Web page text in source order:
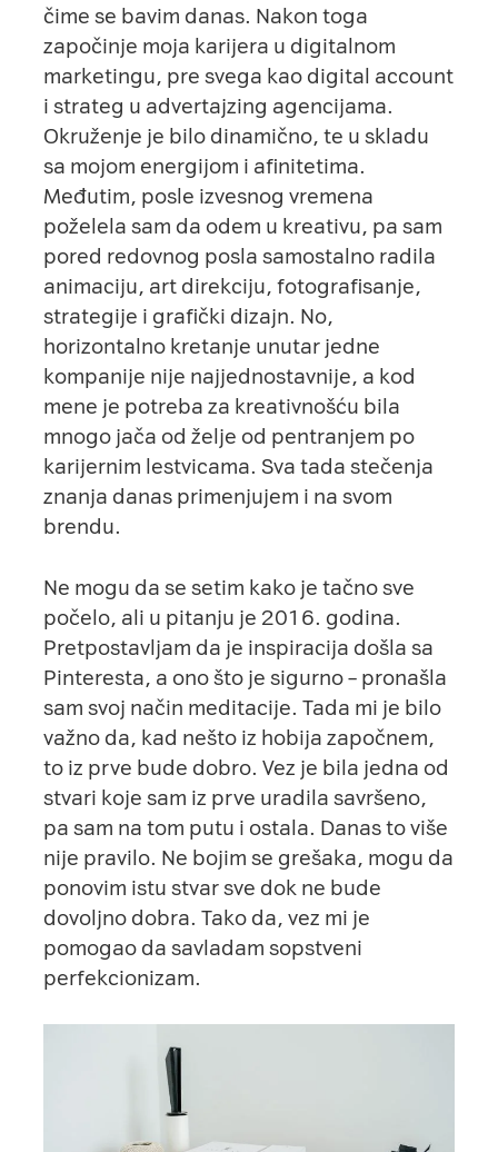
čime se bavim danas. Nakon toga
započinje moja karijera u digitalnom
marketingu, pre svega kao digital account
i strateg u advertajzing agencijama.
Okruženje je bilo dinamično, te u skladu
sa mojom energijom i afinitetima.
Međutim, posle izvesnog vremena
poželela sam da odem u kreativu, pa sam
pored redovnog posla samostalno radila
animaciju, art direkciju, fotografisanje,
strategije i grafički dizajn. No,
horizontalno kretanje unutar jedne
kompanije nije najjednostavnije, a kod
mene je potreba za kreativnošću bila
mnogo jača od želje od pentranjem po
karijernim lestvicama. Sva tada stečenja
znanja danas primenjujem i na svom
brendu.
Ne mogu da se setim kako je tačno sve
počelo, ali u pitanju je 2016. godina.
Pretpostavljam da je inspiracija došla sa
Pinteresta, a ono što je sigurno – pronašla
sam svoj način meditacije. Tada mi je bilo
važno da, kad nešto iz hobija započnem,
to iz prve bude dobro. Vez je bila jedna od
stvari koje sam iz prve uradila savršeno,
pa sam na tom putu i ostala. Danas to više
nije pravilo. Ne bojim se grešaka, mogu da
ponovim istu stvar sve dok ne bude
dovoljno dobra. Tako da, vez mi je
pomogao da savladam sopstveni
perfekcionizam.